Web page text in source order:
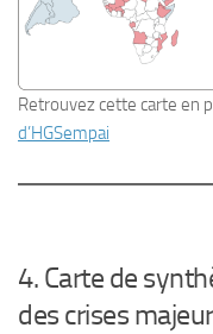
Retrouvez cette carte en
d’HGSempai
4. Carte de
des crises